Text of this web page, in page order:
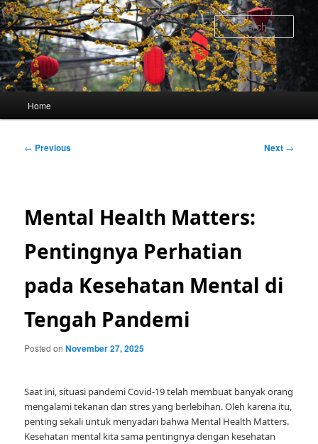
Skip
to
primary
content
Home
Post
← Previous Next →
Mental Health Matters:
Pentingnya Perhatian
pada Kesehatan Mental di
Tengah Pandemi
Posted onNovember 27, 2025
Saat ini, situasi pandemi Covid-19 telah membuat banyak orang
mengalami tekanan dan stres yang berlebihan. Oleh karena itu,
penting sekali untuk menyadari bahwa Mental Health Matters.
Kesehatan mental kita sama pentingnya dengan kesehatan